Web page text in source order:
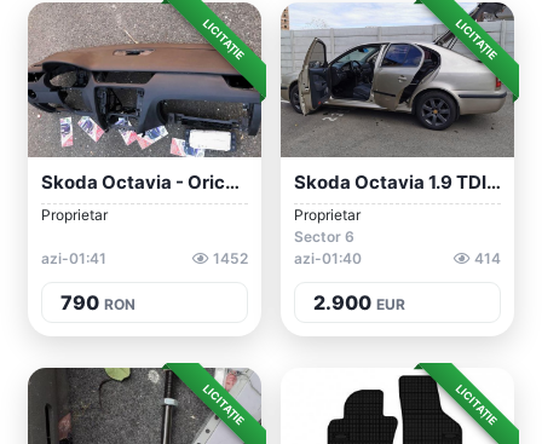
LICITAȚIE
Skoda Octavia - Orice Model Skoda Plansa...
Proprietar
azi-01:41 1452
790 RON
LICITAȚIE
Skoda Octavia 1.9 TDI Motor ALH, 227000k...
Proprietar
Sector 6
azi-01:40
414
2.900 EUR
LICITAȚIE LICITAȚIE